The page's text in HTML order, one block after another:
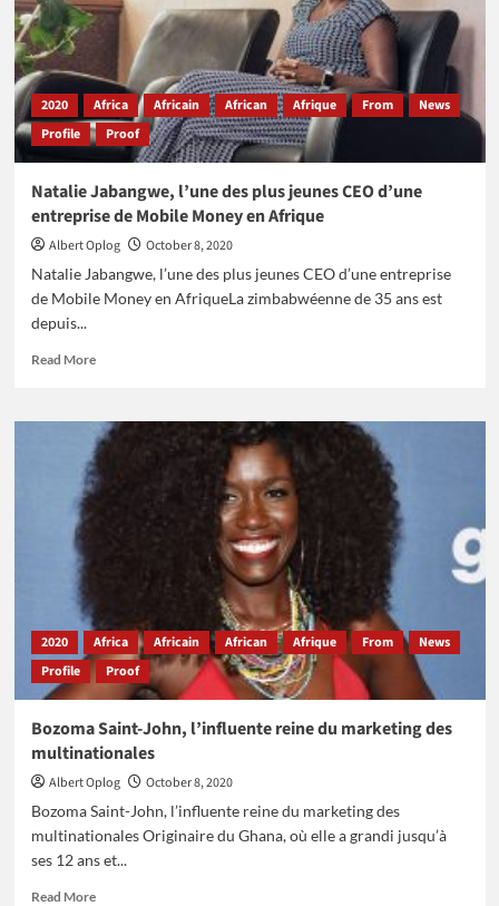
team
d’Ethiopian
Airlines
(EA)
2020 Africa Africain African Afrique From
News
Profile
Proof
Natalie Jabangwe, l’une des plus jeunes CEO d’une
entreprise de Mobile Money en Afrique
Albert Oplog
October 8, 2020
Natalie Jabangwe, l’une des plus jeunes CEO d’une entreprise
de Mobile Money en AfriqueLa zimbabwéenne de 35 ans est
depuis...
Read MoreRead
Natalie
Jabangwe,
l’une
des
jeunes
entreprise
Mobile
Money
en
Afrique
2020 Africa Africain African Afrique From
News
Profile
Proof
Bozoma Saint-John, l’influente reine du marketing des
multinationales
Albert Oplog
October 8, 2020
Bozoma Saint-John, l’influente reine du marketing des
multinationales Originaire du Ghana, où elle a grandi jusqu’à
ses 12 ans et...
Read MoreRead